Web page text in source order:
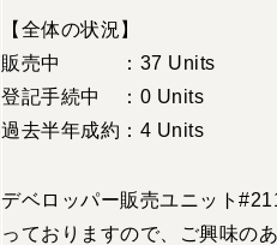
【全体の状況】
販売中 ：37 Units
登記手続中 ：0 Units
過去半年成約：4 Units
デベロッパー販売ユニット
っておりますので、ご興味の